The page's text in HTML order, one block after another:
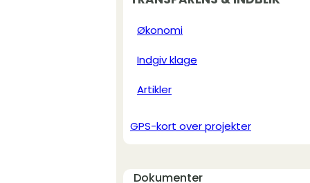
Økonomi
Indgiv klage
Artikler
GPS-kort over projekter
Dokumenter